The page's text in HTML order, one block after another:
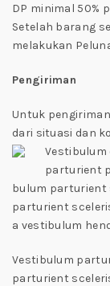
DP minimal 50%
Setelah barang
melakukan
Pengiriman
Untuk
dari situasi dan
Vestibulum
parturient
bulum parturient
parturient
a vestibulum
Vestibulum
parturient